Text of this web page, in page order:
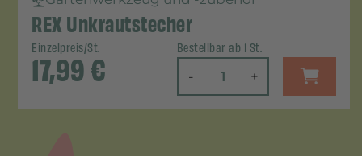
REX Unkrautstecher
Einzelpreis/St.
17,99€
Bestellbar ab 1 St.
- +